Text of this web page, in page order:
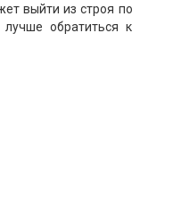
выйти из строя по
лучше обратиться к